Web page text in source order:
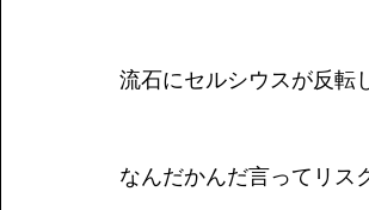
流石にセルシウスが反転
なんだかんだ言ってリス